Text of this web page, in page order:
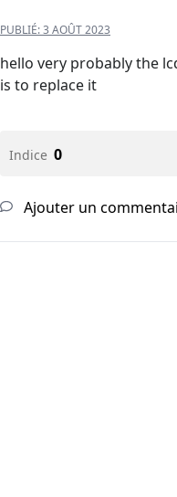
PUBLIÉ:3 AOÛT 2023
hello very probably the
is to replace it
Indice 0
Ajouter un